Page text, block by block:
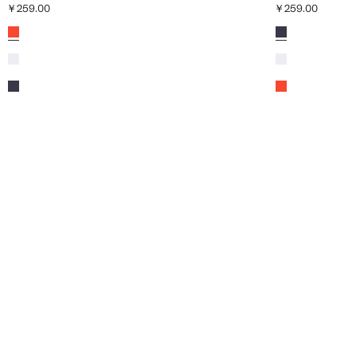
当前价格 [￥259.00 ]
￥259.00
颜色橘黄色
深海军蓝
当前价格 [￥259.00 ]
￥259.00
颜色
深海军蓝
橘黄色